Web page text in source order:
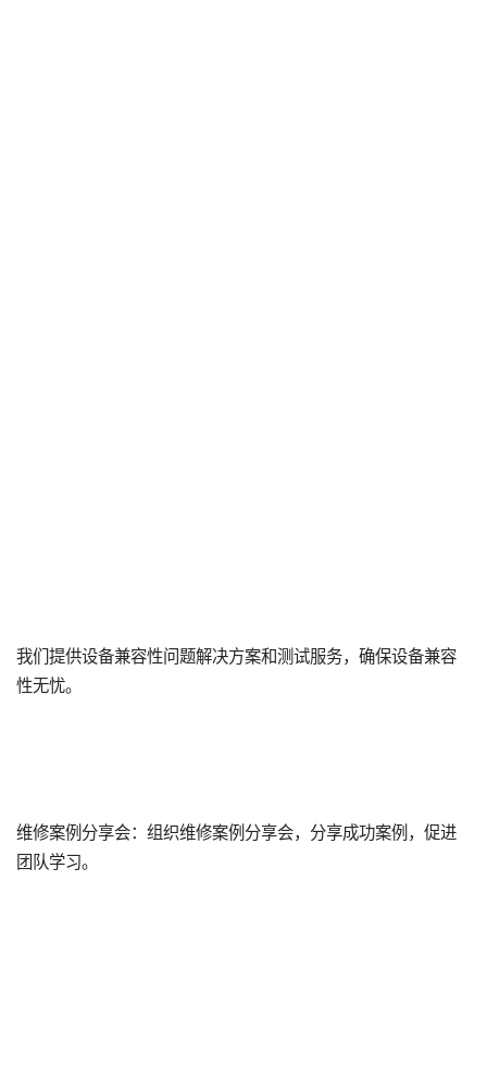
我们提供设备兼容性问题解决方案和测试服务，确保设备兼容
性无忧。
维修案例分享会：组织维修案例分享会，分享成功案例，促进
团队学习。